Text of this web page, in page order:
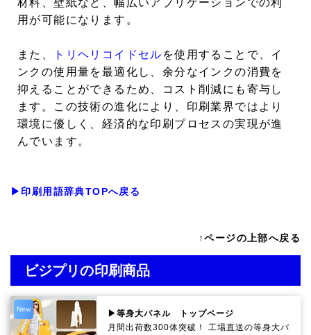
材料、壁紙など、幅広いアプリケーションでの利
用が可能になります。
また、 トリヘリコイドセル を使用することで、イ
ンクの使用量を最適化し、余分なインクの消費を
抑えることができるため、コスト削減にも寄与し
ます。この技術の進化により、印刷業界ではより
環境に優しく、経済的な印刷プロセスの実現が進
んでいます。
▶印刷用語辞典TOPへ戻る
↑ページの上部へ戻る
ビジプリの印刷商品
New
▶等身大パネル トップページ
月間出荷数300体突破！ 工場直送の等身大パ